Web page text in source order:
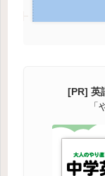
[PR] 英
「